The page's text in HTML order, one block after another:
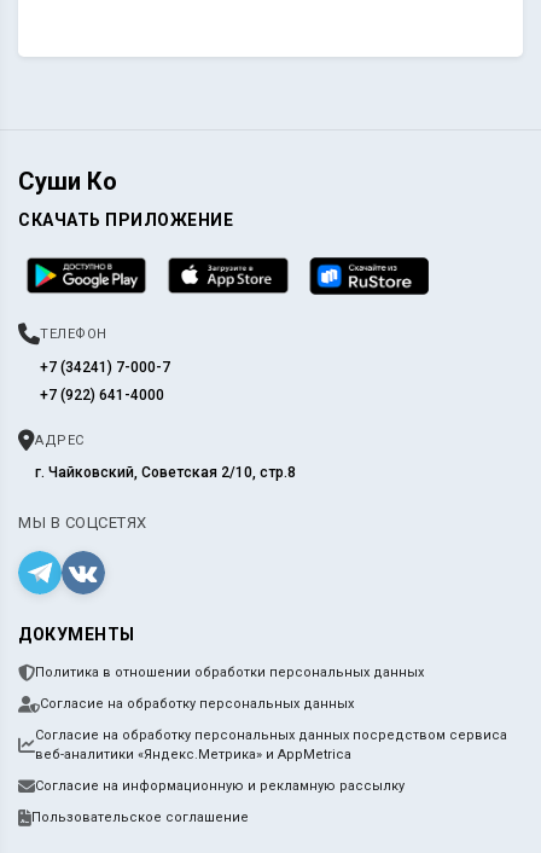
Суши Ко
СКАЧАТЬ ПРИЛОЖЕНИЕ
ТЕЛЕФОН
+7 (34241) 7-000-7
+7 (922) 641-4000
АДРЕС
г. Чайковский, Советская 2/10, стр.8
МЫ В СОЦСЕТЯХ
ДОКУМЕНТЫ
Политика в отношении обработки персональных данных
Согласие на обработку персональных данных
Согласие на обработку персональных данных посредством сервиса
веб-аналитики «Яндекс.Метрика» и AppMetrica
Согласие на информационную и рекламную рассылку
Пользовательское соглашение